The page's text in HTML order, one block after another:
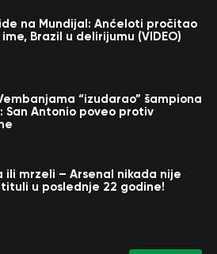
na Mundijal: Anćeloti pročitao
Brazil u delirijumu (VIDEO)
“izudarao” šampiona
San Antonio poveo protiv
ili mrzeli – Arsenal nikada nije
u poslednje 22 godine!